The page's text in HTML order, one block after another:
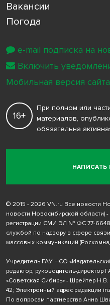
Вакансии
Погода
НАПИСАТЬ
16+
При полном или
материалов,
обязательна
© 2015 - 2026 VN.ru Все новости
новости Новосибирской области)
регистрации СМИ ЭЛ № ФС 77-
службой по надзору в сфере
массовых коммуникаций
Учредитель ГАУ НСО
редактор, руководитель-директор
«Советская Сибирь» - Шрейтер
42; Электронный адрес редакции
По вопросам партнерства Анна
e-mail подписка на
Включить
Мобильная версия сайта